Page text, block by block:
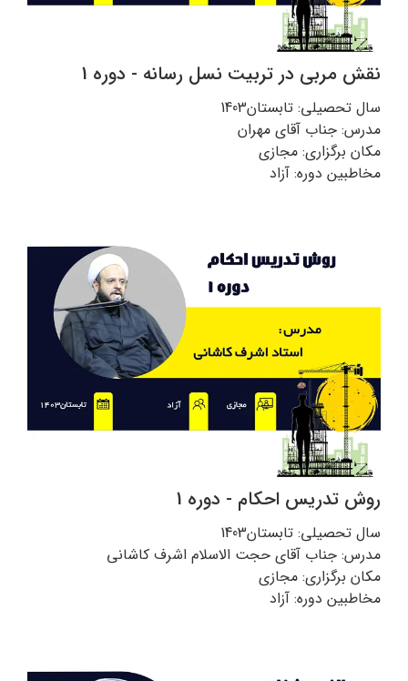
نقش مربی در تربیت نسل رسانه - دوره 1
سال تحصیلی: تابستان1403
مدرس: جناب آقای مهران
مکان برگزاری: مجازی
مخاطبین دوره: آزاد
روش تدریس احکام - دوره 1
سال تحصیلی: تابستان1403
مدرس: جناب آقای حجت الاسلام اشرف کاشانی
مکان برگزاری: مجازی
مخاطبین دوره: آزاد